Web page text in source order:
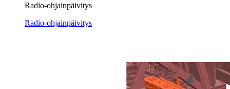
Radio-ohjainpäivitys
Radio-ohjainpäivitys